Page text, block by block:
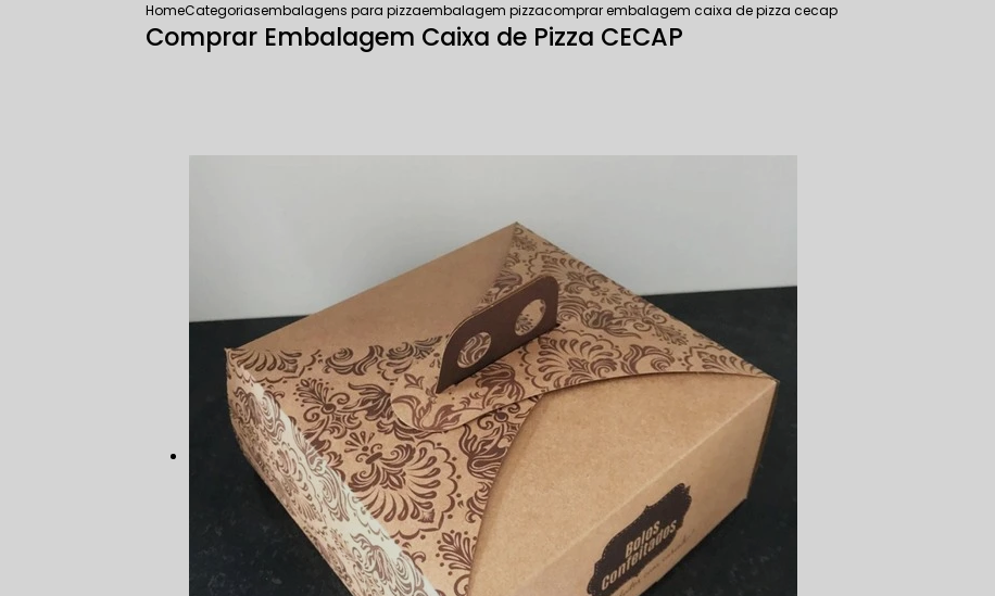
HomeCategoriasembalagens para pizzaembalagem pizzacomprar embalagem caixa de pizza cecap
Comprar Embalagem Caixa de Pizza CECAP